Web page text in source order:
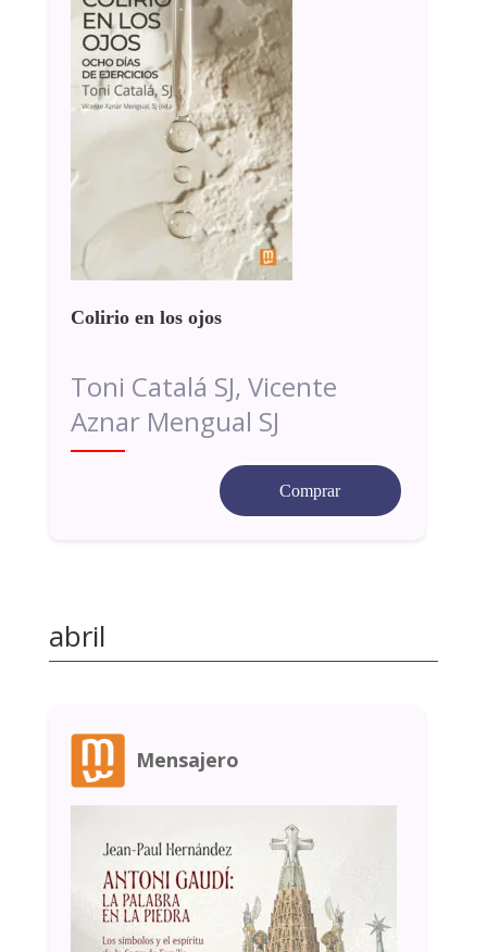
Colirio en los ojos
Toni Catalá SJ, Vicente
Aznar Mengual SJ
Comprar
abril
Mensajero